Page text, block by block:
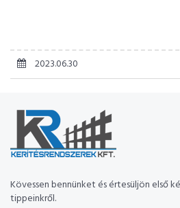
2023.06.30
Kövessen bennünket és értesüljön első
tippeinkről.